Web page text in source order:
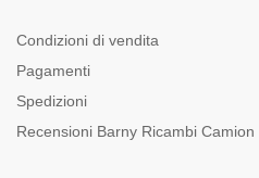
Condizioni di vendita
Pagamenti
Spedizioni
Recensioni Barny Ricambi Camion